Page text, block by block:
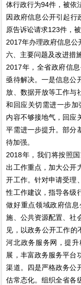
体行政行为94件，被依
因政府信息公开引起行
原告诉讼请求123件，
2017年办理政府信息公
六、主要问题及改进措
2017年，全省政府信
亟待解决。一是信息公
放、数据开放等工作与
和回应关切需进一步
内容不够接地气，回应
平需进一步提升。部分
待加强。
2018年，我们将按照
出工作重点，加大公开
开工作。针对申请受理
性工作建议，指导各级
做好重点领域政府信
施、公共资源配置、社
见，以政务公开工作的
河北政务服务网，提
展，丰富政务服务平台
渠道。四是严格政务公
估常态化。组织全省各